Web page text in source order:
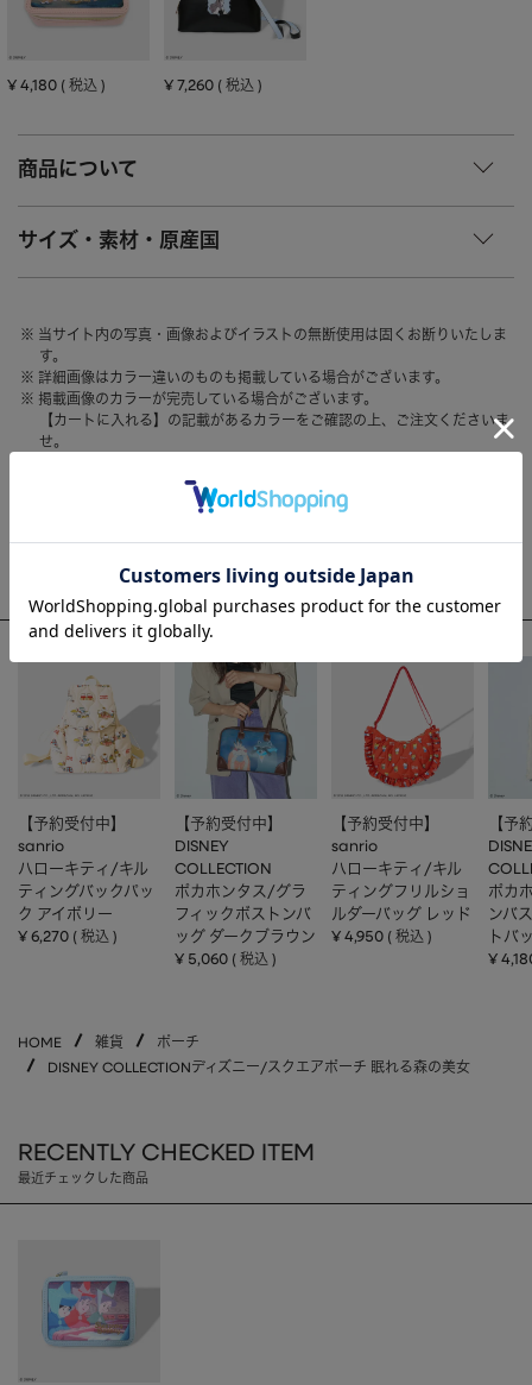
PC/TABLETPC・タブレット
ACCESSORY アクセサリー
PIERCEピアス
EARRING イヤリング
OTHER その他
SALEセール
ALLすべて
MOBILEモバイル
ACCESSORY
¥ 4,180 税込 ¥ 7,260 税込
商品について
サイズ・素材・原産国
当サイト内の写真・画像およびイラストの無断使用は固くお断りいたしま
す。
詳細画像はカラー違いのものも掲載している場合がございます。
掲載画像のカラーが完売している場合がございます。
【カートに入れる】の記載があるカラーをご確認の上、ご注文くださいま
せ。
WEEKLY RANKING
【予約受付中】
sanrio
ハローキティ/キル
ティングバックパッ
ク アイボリー
¥ 6,270 税込
【予約受付中】
DISNEY
COLLECTION
ポカホンタス/グラ
フィックボストンバ
ッグ ダークブラウン
¥ 5,060 税込
【予約受付中】
sanrio
ハローキティ/キル
ティングフリルショ
ルダーバッグ レッド
¥ 4,950 税込
【予
ポカ
ンバ
トバ
¥
HOME 雑貨
ポーチ
DISNEY COLLECTIONディズニー/スクエアポーチ 眠れる森の美女
RECENTLY CHECKED ITEM
最近チェックした商品